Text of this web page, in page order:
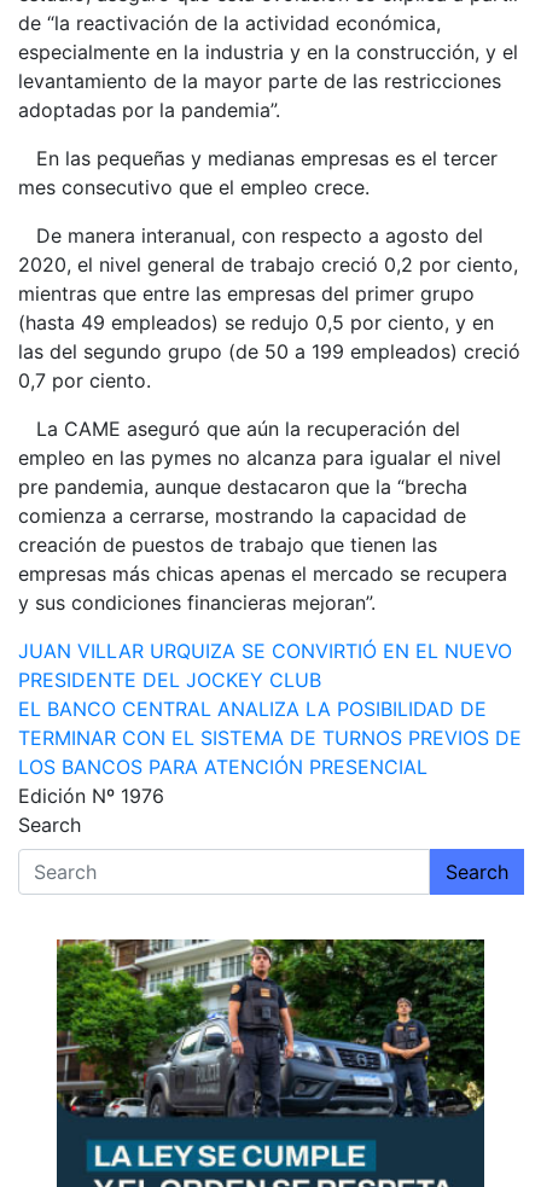
de “la reactivación de la actividad económica,
especialmente en la industria y en la construcción, y el
levantamiento de la mayor parte de las restricciones
adoptadas por la pandemia”.
En las pequeñas y medianas empresas es el tercer
mes consecutivo que el empleo crece.
De manera interanual, con respecto a agosto del
2020, el nivel general de trabajo creció 0,2 por ciento,
mientras que entre las empresas del primer grupo
(hasta 49 empleados) se redujo 0,5 por ciento, y en
las del segundo grupo (de 50 a 199 empleados) creció
0,7 por ciento.
La CAME aseguró que aún la recuperación del
empleo en las pymes no alcanza para igualar el nivel
pre pandemia, aunque destacaron que la “brecha
comienza a cerrarse, mostrando la capacidad de
creación de puestos de trabajo que tienen las
empresas más chicas apenas el mercado se recupera
y sus condiciones financieras mejoran”.
Navegación
de
entradas
JUAN VILLAR URQUIZA SE CONVIRTIÓ EN EL NUEVO
PRESIDENTE DEL JOCKEY CLUB
EL BANCO CENTRAL ANALIZA LA POSIBILIDAD DE
TERMINAR CON EL SISTEMA DE TURNOS PREVIOS DE
LOS BANCOS PARA ATENCIÓN PRESENCIAL
Edición Nº 1976
Search
Search